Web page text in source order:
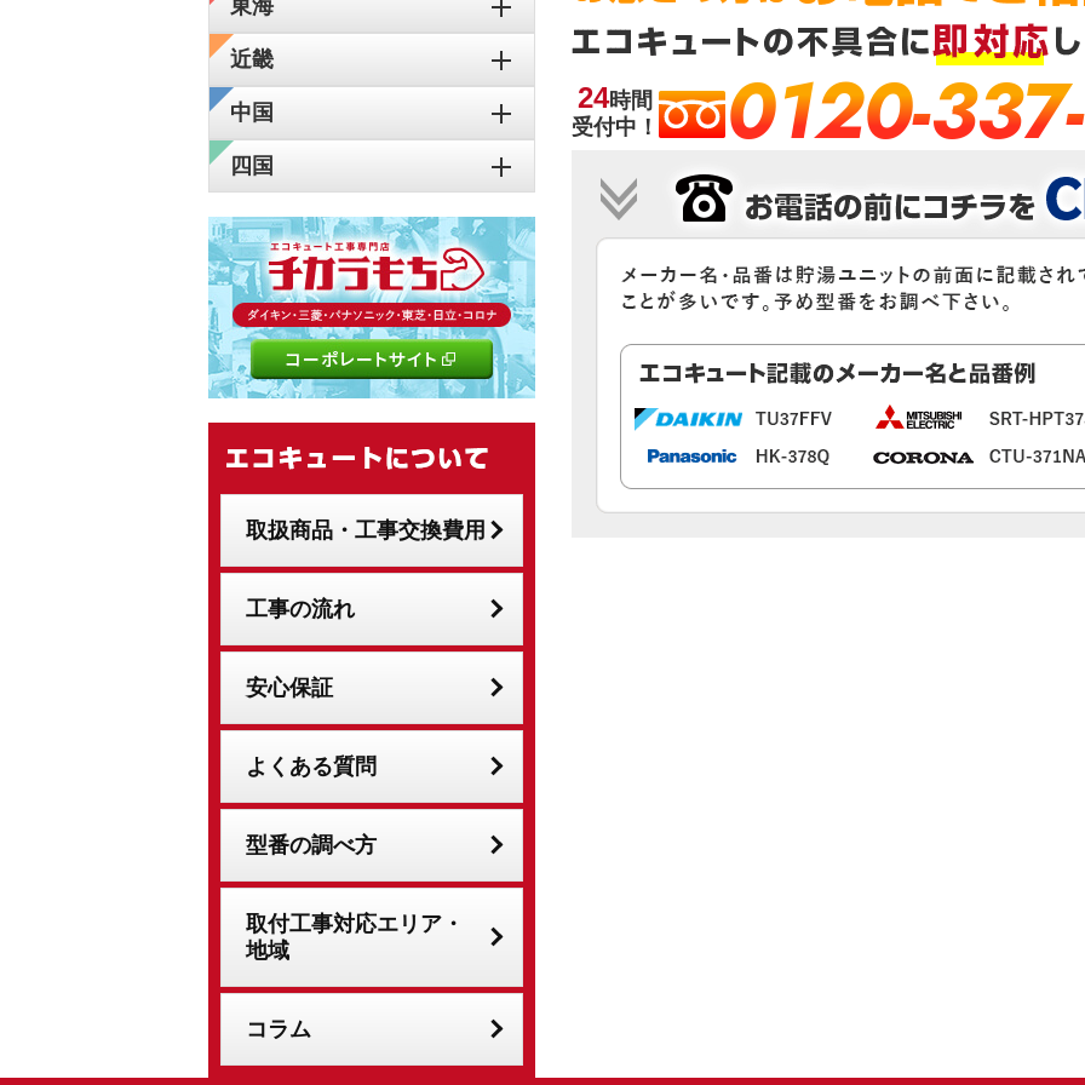
24時間
受付中！
0120-
東海
近畿
中国
四国
取扱商品・工事交換費用
工事の流れ
安心保証
よくある質問
型番の調べ方
取付工事対応エリア・
地域
コラム